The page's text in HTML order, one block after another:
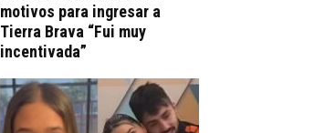
motivos para ingresar a
Tierra Brava “Fui muy
incentivada”